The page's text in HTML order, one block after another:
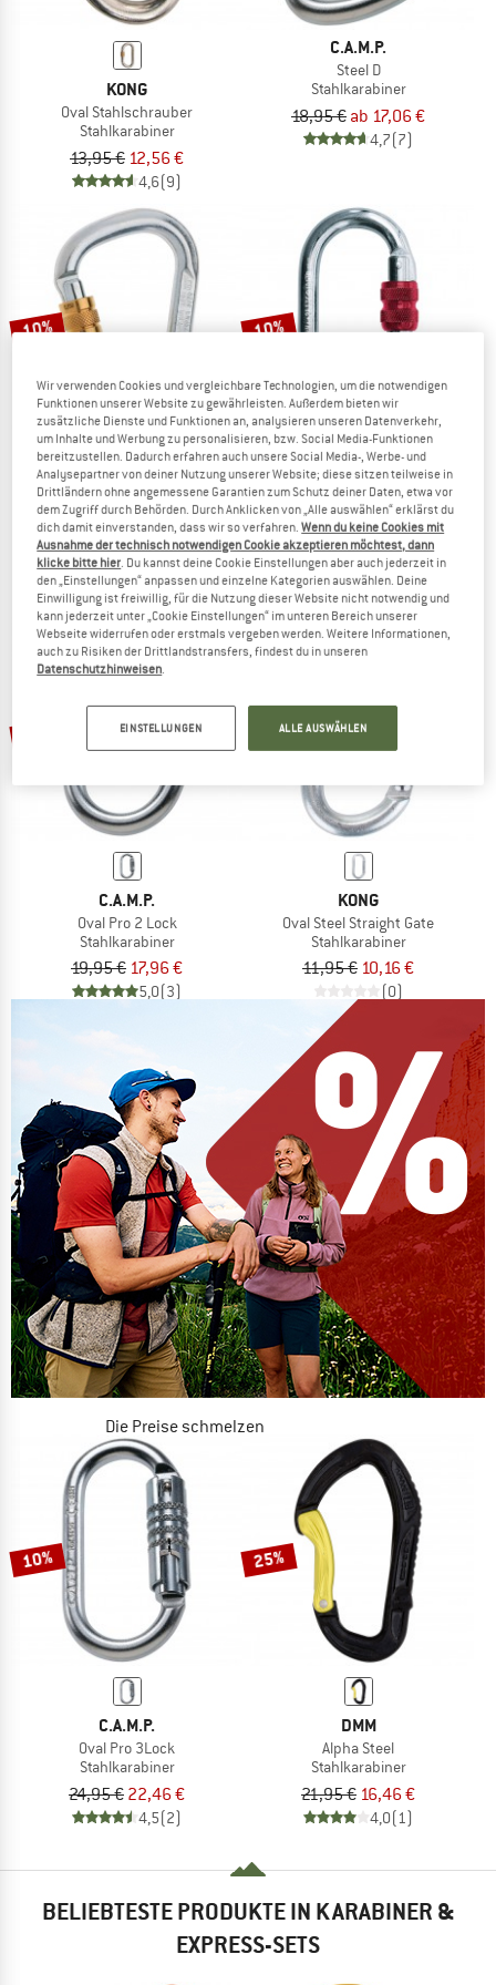
KONG
Oval Stahlschrauber
Stahlkarabiner
13,95 € 12,56 €
4,6(9)
C.A.M.P.
Steel D
Stahlkarabiner
18,95 € ab 17,06 €
4,7(7)
10%
EDELRID
Steel HMS Screw
Stahlkarabiner
21,95 € 19,76 €
4,8(13)
10%
C.A.M.P.
Steel Oval Lock -Stahlkarabiner
Stahlkarabiner
9,30 €8,37 €
4,3(20)
C.A.M.P.
Oval Pro 2 Lock
Stahlkarabiner
19,95 € 17,96 €
5,0(3)
15%
KONG
Oval Steel Straight Gate
Stahlkarabiner
11,95 € 10,16 €
(0)
Die Preise schmelzen
JETZT BIS ZU 50% RABATT
ZUM SOMMER SALE
10%
C.A.M.P.
Oval Pro 3Lock
Stahlkarabiner
24,95 € 22,46 €
4,5(2)
25%
DMM
Alpha Steel
Stahlkarabiner
21,95 € 16,46 €
4,0(1)
BELIEBTESTE PRODUKTE IN KARABINER &
EXPRESS-SETS
Wir verwenden Cookies und vergleichbare Technologien, um die notwendigen
Funktionen unserer Website zu gewährleisten. Außerdem bieten wir
zusätzliche Dienste und Funktionen an, analysieren unseren Datenverkehr,
um Inhalte und Werbung zu personalisieren, bzw. Social Media-Funktionen
bereitzustellen. Dadurch erfahren auch unsere Social Media-, Werbe- und
Analysepartner von deiner Nutzung unserer Website; diese sitzen teilweise in
Drittländern ohne angemessene Garantien zum Schutz deiner Daten, etwa vor
dem Zugriff durch Behörden. Durch Anklicken von „Alle auswählen“ erklärst du
dich damit einverstanden, dass wir so verfahren.Wenn du keine Cookies mit
Ausnahme der technisch notwendigen Cookie akzeptieren möchtest, dann
klicke bitte hier. Du kannst deine Cookie Einstellungen aber auch jederzeit in
den „Einstellungen“ anpassen und einzelne Kategorien auswählen. Deine
Einwilligung ist freiwillig, für die Nutzung dieser Website nicht notwendig und
kann jederzeit unter „Cookie Einstellungen“ im unteren Bereich unserer
Webseite widerrufen oder erstmals vergeben werden. Weitere Informationen,
auch zu Risiken der Drittlandstransfers, findest du in unseren
Datenschutzhinweisen.
EINSTELLUNGEN ALLE AUSWÄHLEN